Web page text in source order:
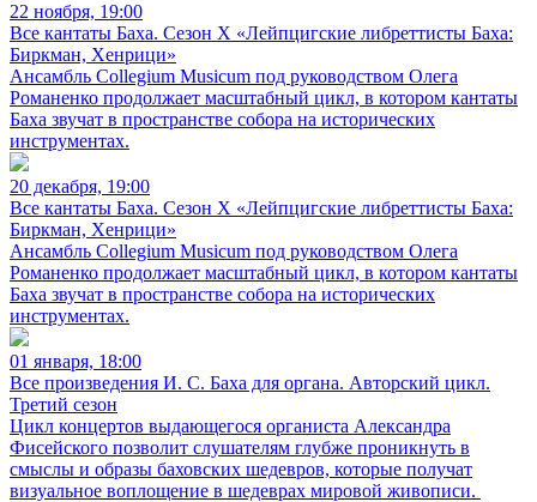
22 ноября, 19:00
Все кантаты Баха. Сезон X «Лейпцигские либреттисты Баха:
Биркман, Хенрици»
Ансамбль Collegium Musicum под руководством Олега
Романенко продолжает масштабный цикл, в котором кантаты
Баха звучат в пространстве собора на исторических
инструментах.
20 декабря, 19:00
Все кантаты Баха. Сезон X «Лейпцигские либреттисты Баха:
Биркман, Хенрици»
Ансамбль Collegium Musicum под руководством Олега
Романенко продолжает масштабный цикл, в котором кантаты
Баха звучат в пространстве собора на исторических
инструментах.
01 января, 18:00
Все произведения И. С. Баха для органа. Авторский цикл.
Третий сезон
Цикл концертов выдающегося органиста Александра
Фисейского позволит слушателям глубже проникнуть в
смыслы и образы баховских шедевров, которые получат
визуальное воплощение в шедеврах мировой живописи.